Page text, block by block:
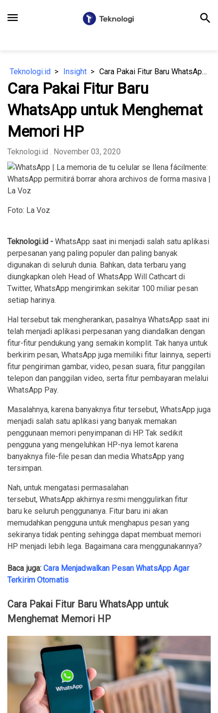
menu search
Teknologi.id Insight Cara Pakai Fitur Baru WhatsApp untuk Menghemat Memori HP
Cara Pakai Fitur Baru
WhatsApp untuk Menghemat
Memori HP
Teknologi.id . November 03, 2020
Foto: La Voz
Teknologi.id - WhatsApp saat ini menjadi salah satu aplikasi
perpesanan yang paling populer dan paling banyak
digunakan di seluruh dunia. Bahkan, data terbaru yang
diungkapkan oleh Head of WhatsApp Will Cathcart di
Twitter, WhatsApp mengirimkan sekitar 100 miliar pesan
setiap harinya.
Hal tersebut tak mengherankan, pasalnya WhatsApp saat ini
telah menjadi aplikasi perpesanan yang diandalkan dengan
fitur-fitur pendukung yang semakin komplit. Tak hanya untuk
berkirim pesan, WhatsApp juga memiliki fitur lainnya, seperti
fitur pengiriman gambar, video, pesan suara, fitur panggilan
telepon dan panggilan video, serta fitur pembayaran melalui
WhatsApp Pay.
Masalahnya, karena banyaknya fitur tersebut, WhatsApp juga
menjadi salah satu aplikasi yang banyak memakan
penggunaan memori penyimpanan di HP. Tak sedikit
pengguna yang mengeluhkan HP-nya lemot karena
banyaknya file-file pesan dan media WhatsApp yang
tersimpan.
Nah, untuk mengatasi permasalahan
tersebut, WhatsApp akhirnya resmi menggulirkan fitur
baru ke seluruh penggunanya. Fitur baru ini akan
memudahkan pengguna untuk menghapus pesan yang
sekiranya tidak penting sehingga dapat membuat memori
HP menjadi lebih lega. Bagaimana cara menggunakannya?
Baca juga:Cara Menjadwalkan Pesan WhatsApp Agar
Terkirim Otomatis
Cara Pakai Fitur Baru WhatsApp untuk
Menghemat Memori HP